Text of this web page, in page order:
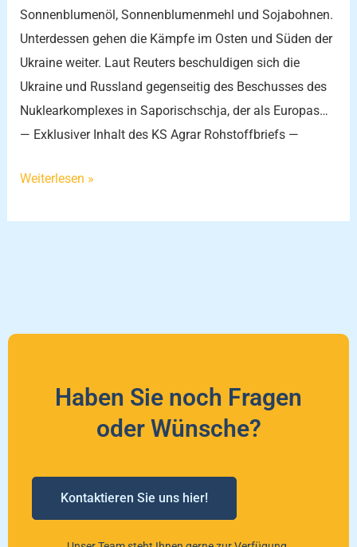
Sonnenblumenöl, Sonnenblumenmehl und Sojabohnen.
Unterdessen gehen die Kämpfe im Osten und Süden der
Ukraine weiter. Laut Reuters beschuldigen sich die
Ukraine und Russland gegenseitig des Beschusses des
Nuklearkomplexes in Saporischschja, der als Europas…
— Exklusiver Inhalt des KS Agrar Rohstoffbriefs —
Weiterlesen »
Haben Sie noch Fragen
oder Wünsche?
Kontaktieren Sie uns hier!